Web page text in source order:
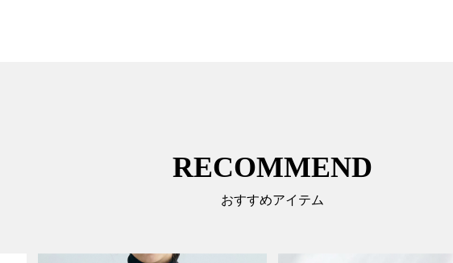
RECOMMEND
おすすめアイテム